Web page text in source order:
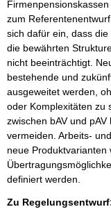
zum
sich dafür ein, dass
die bewährten
nicht beeinträchtigt.
bestehende und
ausgeweitet werden,
oder Komplexitäten zu
zwischen bAV und
vermeiden. Arbeits-
neue Produktvarianten
definiert werden.
Zu